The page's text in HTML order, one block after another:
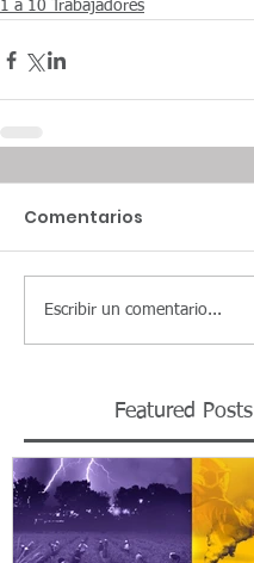
1 a 10 Trabajadores
Comentarios
Escribir un comentario...
Featured Posts